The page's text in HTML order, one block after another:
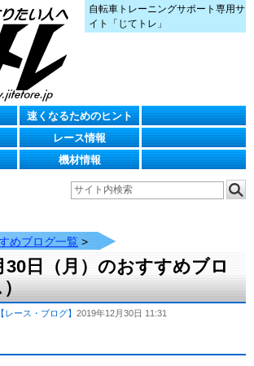
自転車トレーニングサポート専用サ
イト「じてトレ」
速くなるためのヒント
レース情報
機材情報
めブログ一覧 >
30日（月）のおすすめブロ
【レース・ブログ】 2019年12月30日 11:31